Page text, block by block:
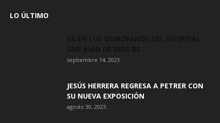
LO ÚLTIMO
septiembre 14, 2023
JESÚS HERRERA REGRESA A PETRER CON
SU NUEVA EXPOSICIÓN
agosto 30, 2023